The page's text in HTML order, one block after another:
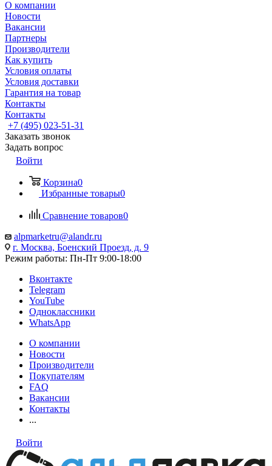
О компании
Новости
Вакансии
Партнеры
Производители
Как купить
Условия оплаты
Условия доставки
Гарантия на товар
Контакты
Контакты
+7 (495) 023-51-31
Заказать звонок
Задать вопрос
Войти
Корзина0
Избранные товары0
Сравнение товаров0
alpmarketru@alandr.ru
г. Москва, Боенский Проезд, д. 9
Режим работы: Пн-Пт 9:00-18:00
Вконтакте
Telegram
YouTube
Одноклассники
WhatsApp
О компании
Новости
Производители
Покупателям
FAQ
Вакансии
Контакты
...
Войти